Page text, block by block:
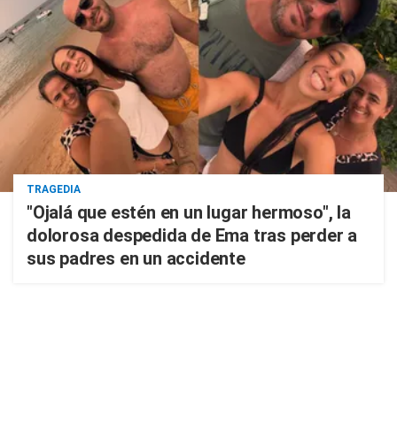
TRAGEDIA
"Ojalá que estén en un lugar hermoso", la
dolorosa despedida de Ema tras perder a
sus padres en un accidente